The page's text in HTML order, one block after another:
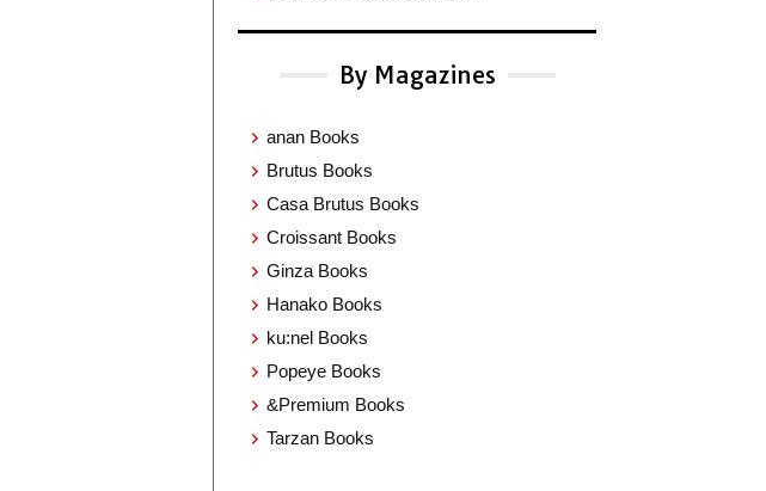
By Magazines
anan Books
Brutus Books
Casa Brutus Books
Croissant Books
Ginza Books
Hanako Books
ku:nel Books
Popeye Books
&Premium Books
Tarzan Books